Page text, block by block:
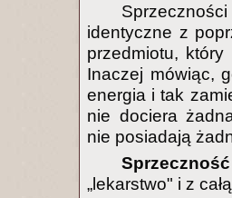
identyczne z
przedmiotu, który
Inaczej mówiąc,
energia i tak
nie dociera
nie posiadają
„lekarstwo" i z